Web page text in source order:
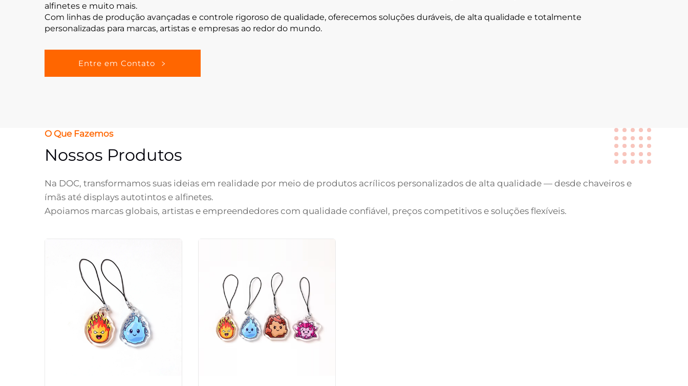
alfinetes e muito mais.
Com linhas de produção avançadas e controle rigoroso de qualidade, oferecemos soluções duráveis, de alta qualidade e totalmente
personalizadas para marcas, artistas e empresas ao redor do mundo.
Entre em Contato
O Que Fazemos
Nossos Produtos
Na DOC, transformamos suas ideias em realidade por meio de produtos acrílicos personalizados de alta qualidade — desde chaveiros e
ímãs até displays autotintos e alfinetes.
Apoiamos marcas globais, artistas e empreendedores com qualidade confiável, preços competitivos e soluções flexíveis.